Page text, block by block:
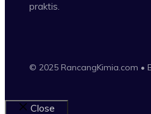
praktis.
© 2025 RancangKimia.com •
Close